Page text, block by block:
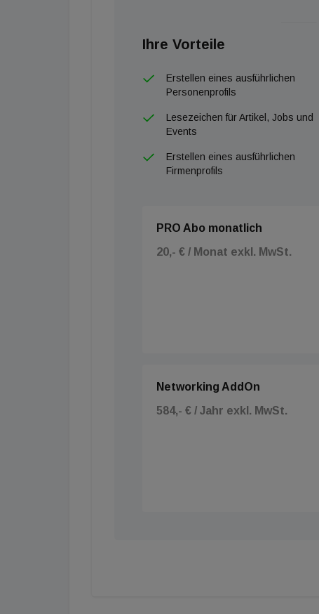
möchte, gibt man sich wortkarg. „Uns wurde
Baufirma. Das wundert, war Kaim doch
Ihre Vorteile
Erstellen eines ausführlichen
Personenprofils
Lesezeichen für Artikel, Jobs und
Events
Erstellen eines ausführlichen
Firmenprofils
PRO Abo monatlich
20,- € / Monat exkl. MwSt.
Networking AddOn
584,- € / Jahr exkl. MwSt.